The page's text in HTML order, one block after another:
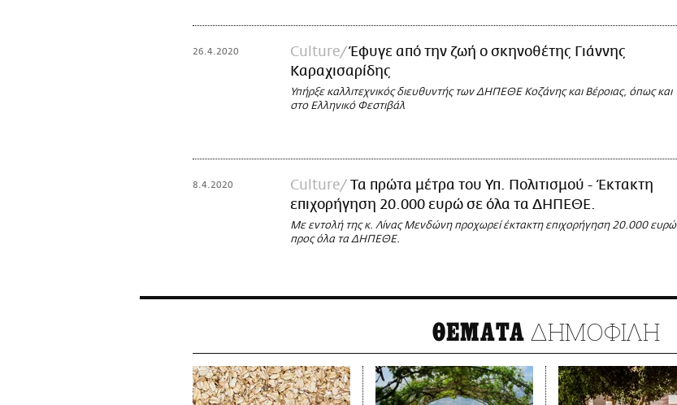
26.4.2020 Culture
Έφυγε από την ζωή ο σκηνοθέτης Γιάννης
Καραχισαρίδης
Υπήρξε καλλιτεχνικός διευθυντής των ΔΗΠΕΘΕ Κοζάνης και Βέροιας, όπως και
στο Ελληνικό Φεστιβάλ
8.4.2020 Culture
Τα πρώτα μέτρα του Υπ. Πολιτισμού - Έκτακτη
επιχορήγηση 20.000 ευρώ σε όλα τα ΔΗΠΕΘΕ.
Με εντολή της κ. Λίνας Μενδώνη προχωρεί έκτακτη επιχορήγηση 20.000 ευρώ
προς όλα τα ΔΗΠΕΘΕ.
ΘΕΜΑΤΑ ΔΗΜΟΦΙΛΗ